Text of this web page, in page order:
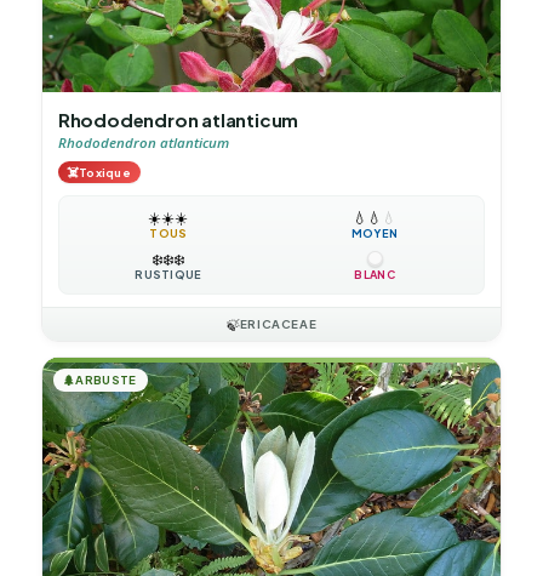
Rhododendron atlanticum
Rhododendron atlanticum
☠️Toxique
☀️☀️☀️
TOUS
💧 💧 💧
MOYEN
❄️❄️❄️
RUSTIQUE BLANC
🍃ERICACEAE
🌲ARBUSTE